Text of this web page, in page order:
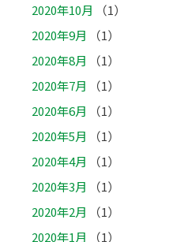
2020年10月
（1）
2020年9月
（1）
2020年8月
（1）
2020年7月
（1）
2020年6月
（1）
2020年5月
（1）
2020年4月
（1）
2020年3月
（1）
2020年2月
（1）
2020年1月
（1）